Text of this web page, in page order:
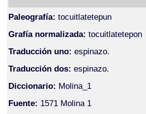
Paleografía: tocuitlatetepun
Grafía normalizada: tocuitlatetepon
Traducción uno: espinazo.
Traducción dos: espinazo.
Diccionario: Molina_1
Fuente: 1571 Molina 1